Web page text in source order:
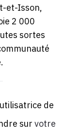
et-Isson,
2 000
sortes
de
survotre